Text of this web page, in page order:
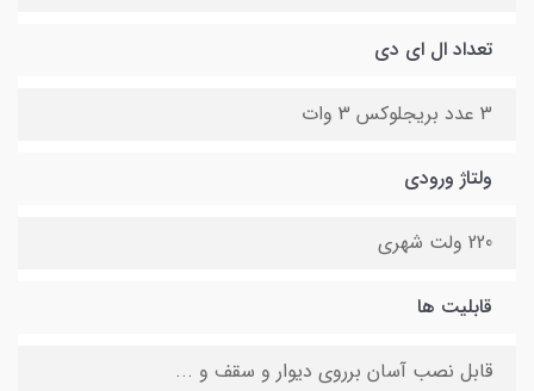
تعداد ال ای دی
3 عدد بریجلوکس 3 وات
ولتاژ ورودی
220 ولت شهری
قابلیت ها
قابل نصب آسان برروی دیوار و سقف و ...